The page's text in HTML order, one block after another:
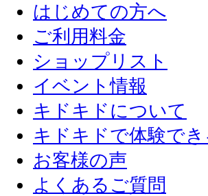
はじめての方へ
ご利用料金
ショップリスト
イベント情報
キドキドについて
キドキドで体験で
お客様の声
よくあるご質問